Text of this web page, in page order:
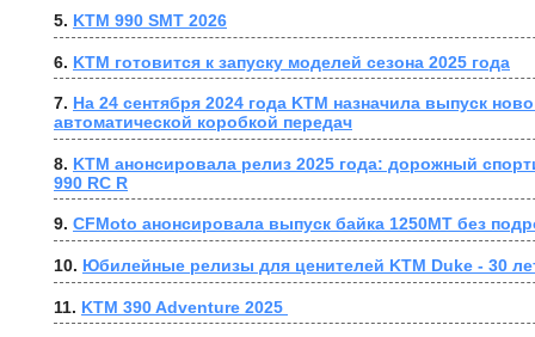
5. KTM 990 SMT 2026
6. KTM готовится к запуску моделей сезона 2025 года
7. На 24 сентября 2024 года KTM назначила выпуск
автоматической коробкой передач
8. KTM анонсировала релиз 2025 года: дорожный
990 RC R
9. CFMoto анонсировала выпуск байка 1250MT без
10. ﻿Юбилейные релизы для ценителей KTM Duke - 30
11. KTM 390 Adventure 2025